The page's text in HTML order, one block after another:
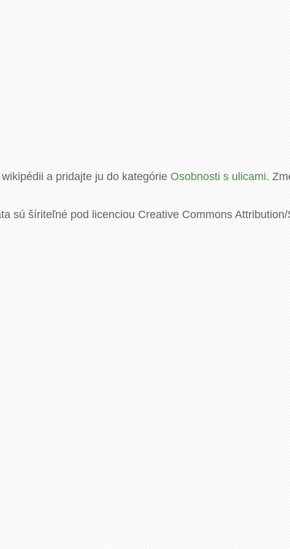
a pridajte ju do kategórieOsobnosti s ulicami.
sú šíriteľné pod licenciou Creative Commons